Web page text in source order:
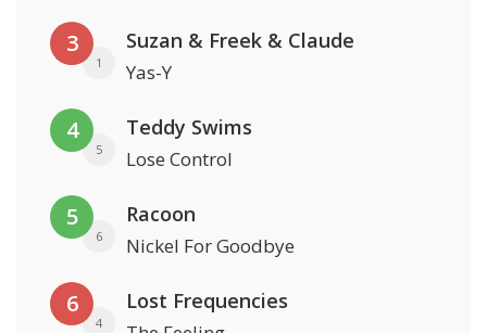
3
1
Suzan & Freek & Claude
Yas-Y
4
5
Teddy Swims
Lose Control
5
6
Racoon
Nickel For Goodbye
6
4
Lost Frequencies